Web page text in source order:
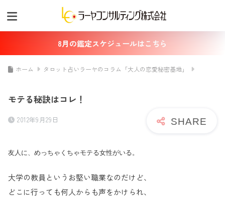
8月の鑑定スケジュールはこちら
ホーム タロット占いラーヤのコラム「大人の恋愛秘密基地」
モテる秘訣はコレ！
2012年9月29日
友人に、めっちゃくちゃモテる女性がいる。
大学の教員というお堅い職業なのだけど、
どこに行っても何人から も声をかけられ、